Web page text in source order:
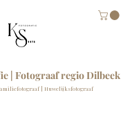
| Fotograaf regio Dilbeek
| Huwelijksfotograaf